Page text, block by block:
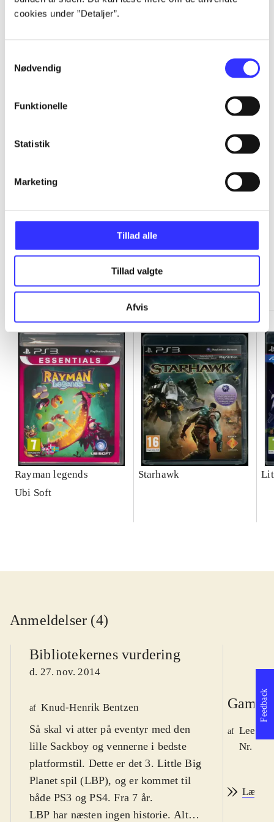
cookies under ”Detaljer”.
Nødvendig
Funktionelle
Statistik
Marketing
Tillad alle
Tillad valgte
Afvis
...
...
...
...
Minder om
Rayman legends
Ubi Soft
Starhawk
Anmeldelser (4)
Bibliotekernes vurdering
d. 27. nov. 2014
af Knud-Henrik Bentzen
Så skal vi atter på eventyr med den
lille Sackboy og vennerne i bedste
platformstil. Dette er det 3. Little Big
Planet spil (LBP), og er kommet til
både PS3 og PS4. Fra 7 år.
LBP har næsten ingen historie. Alt
Game
af Lee
Nr.
Læs
Feedback